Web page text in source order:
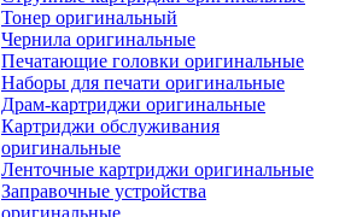
Тонер оригинальный
Чернила оригинальные
Печатающие головки оригинальные
Наборы для печати оригинальные
Драм-картриджи оригинальные
Картриджи обслуживания
оригинальные
Ленточные картриджи оригинальные
Заправочные устройства
оригинальные